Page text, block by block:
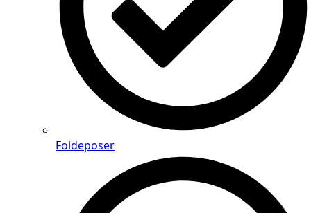
Foldeposer